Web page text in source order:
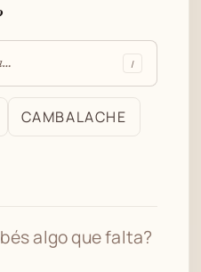
/
CAMBALACHE
algo que falta?